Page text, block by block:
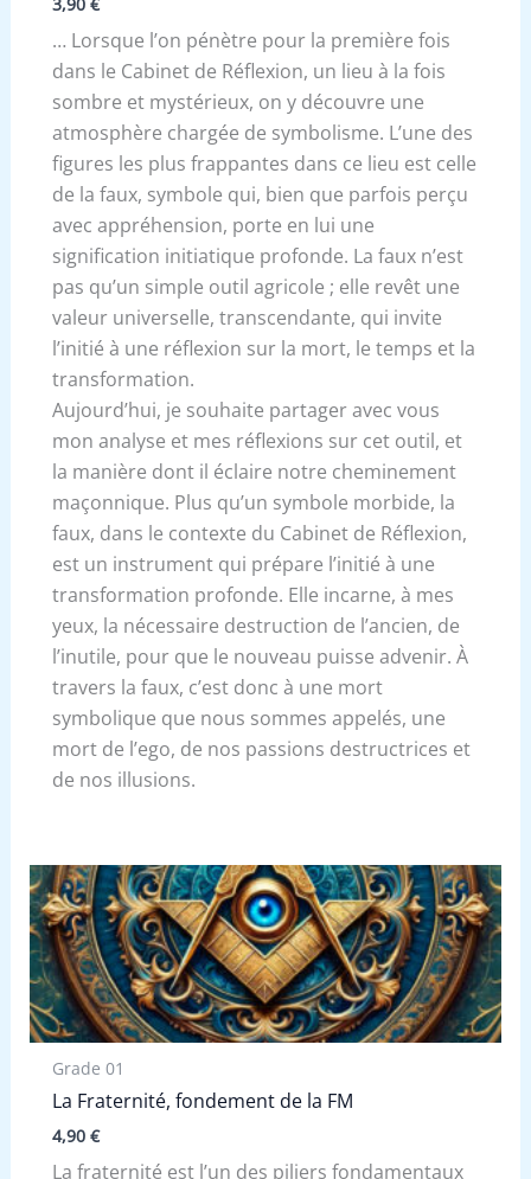
3,90 €
… Lorsque l’on pénètre pour la première fois
dans le Cabinet de Réflexion, un lieu à la fois
sombre et mystérieux, on y découvre une
atmosphère chargée de symbolisme. L’une des
figures les plus frappantes dans ce lieu est celle
de la faux, symbole qui, bien que parfois perçu
avec appréhension, porte en lui une
signification initiatique profonde. La faux n’est
pas qu’un simple outil agricole ; elle revêt une
valeur universelle, transcendante, qui invite
l’initié à une réflexion sur la mort, le temps et la
transformation.
Aujourd’hui, je souhaite partager avec vous
mon analyse et mes réflexions sur cet outil, et
la manière dont il éclaire notre cheminement
maçonnique. Plus qu’un symbole morbide, la
faux, dans le contexte du Cabinet de Réflexion,
est un instrument qui prépare l’initié à une
transformation profonde. Elle incarne, à mes
yeux, la nécessaire destruction de l’ancien, de
l’inutile, pour que le nouveau puisse advenir. À
travers la faux, c’est donc à une mort
symbolique que nous sommes appelés, une
mort de l’ego, de nos passions destructrices et
de nos illusions.
Grade 01
La Fraternité, fondement de la FM
4,90 €
La fraternité est l’un des piliers fondamentaux